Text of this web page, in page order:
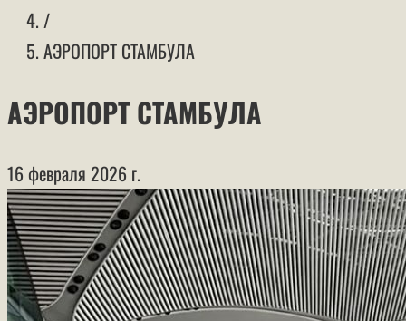
/
АЭРОПОРТ СТАМБУЛА
АЭРОПОРТ СТАМБУЛА
16 февраля 2026 г.